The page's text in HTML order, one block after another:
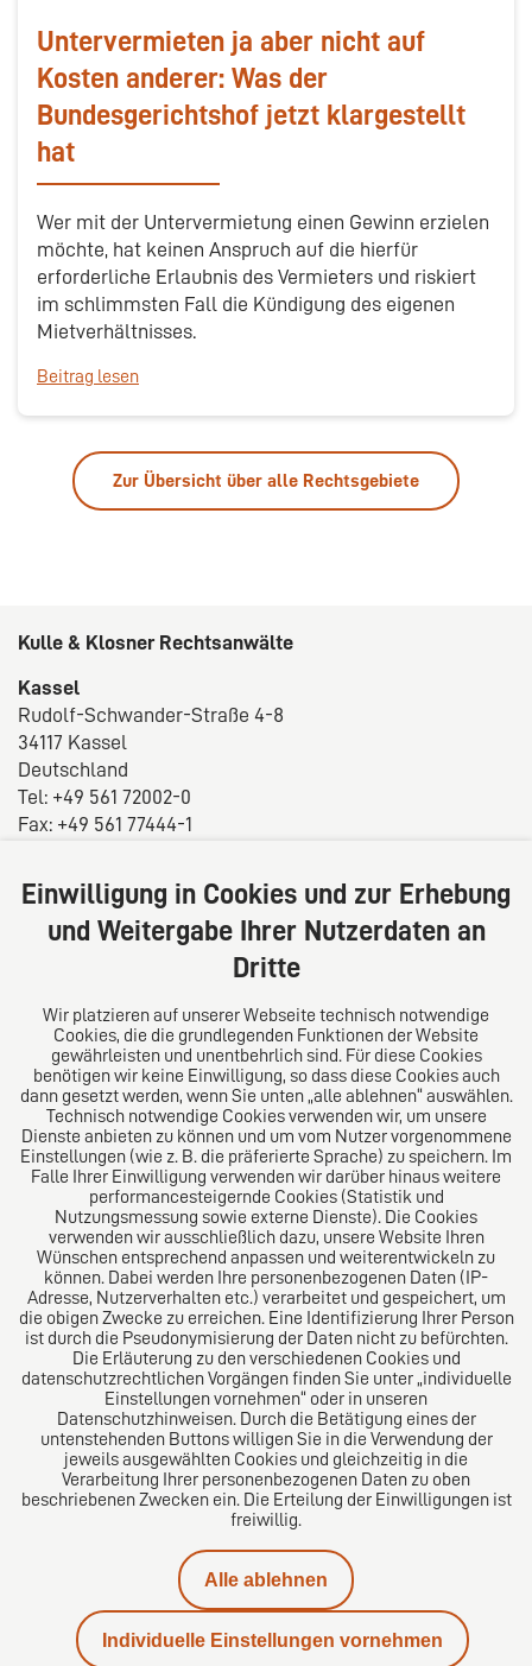
Untervermieten ja aber nicht auf
Kosten anderer: Was der
Bundesgerichtshof jetzt klargestellt
hat
Wer mit der Untervermietung einen Gewinn erzielen
möchte, hat keinen Anspruch auf die hierfür
erforderliche Erlaubnis des Vermieters und riskiert
im schlimmsten Fall die Kündigung des eigenen
Mietverhältnisses.
Beitrag lesen
Zur Übersicht über alle Rechtsgebiete
Kulle & Klosner Rechtsanwälte
Kassel
Rudolf-Schwander-Straße 4-8
34117 Kassel
Deutschland
Tel: +49 561 72002-0
Fax: +49 561 77444-1
Über uns
Wir verstehen uns als juristisch hoch qualifizierte
Ansprechpartner, für die das persönliche Gespräch
und die vertrauensvolle Zusammenarbeit mit dem
Mandanten die Grundlage sind, um den uns
anvertrauten Anliegen bestmöglich dienen zu können.
Folgen Sie uns auf
Das europäische Kanzlei-Netzwerk
Datenschutzerklärung
Einwilligung in Cookies und zur Erhebung
und Weitergabe Ihrer Nutzerdaten an
Dritte
Wir platzieren auf unserer Webseite technisch notwendige
Cookies, die die grundlegenden Funktionen der Website
gewährleisten und unentbehrlich sind. Für diese Cookies
benötigen wir keine Einwilligung, so dass diese Cookies auch
dann gesetzt werden, wenn Sie unten „alle ablehnen“ auswählen.
Technisch notwendige Cookies verwenden wir, um unsere
Dienste anbieten zu können und um vom Nutzer vorgenommene
Einstellungen (wie z. B. die präferierte Sprache) zu speichern. Im
Falle Ihrer Einwilligung verwenden wir darüber hinaus weitere
performancesteigernde Cookies (Statistik und
Nutzungsmessung sowie externe Dienste). Die Cookies
verwenden wir ausschließlich dazu, unsere Website Ihren
Wünschen entsprechend anpassen und weiterentwickeln zu
können. Dabei werden Ihre personenbezogenen Daten (IP-
Adresse, Nutzerverhalten etc.) verarbeitet und gespeichert, um
die obigen Zwecke zu erreichen. Eine Identifizierung Ihrer Person
ist durch die Pseudonymisierung der Daten nicht zu befürchten.
Die Erläuterung zu den verschiedenen Cookies und
datenschutzrechtlichen Vorgängen finden Sie unter „individuelle
Einstellungen vornehmen“ oder in unseren
Datenschutzhinweisen. Durch die Betätigung eines der
untenstehenden Buttons willigen Sie in die Verwendung der
jeweils ausgewählten Cookies und gleichzeitig in die
Verarbeitung Ihrer personenbezogenen Daten zu oben
beschriebenen Zwecken ein. Die Erteilung der Einwilligungen ist
freiwillig.
Alle ablehnen
Individuelle Einstellungen vornehmen